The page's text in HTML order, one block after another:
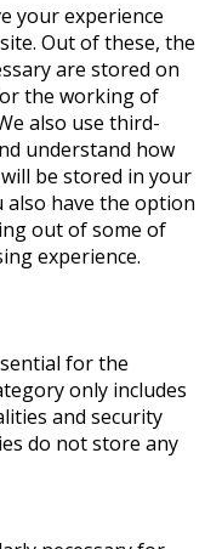
your experience
Out of these, the
are stored on
the working of
also use third-
understand how
be stored in your
also have the option
out of some of
experience.
for the
only includes
and security
do not store any